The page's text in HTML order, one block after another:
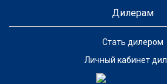
Дилерам
Стать дилером
Личный кабинет